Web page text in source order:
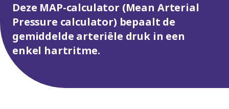
Deze MAP-calculator (Mean Arterial
Pressure calculator) bepaalt de
gemiddelde arteriële druk in een
enkel hartritme.